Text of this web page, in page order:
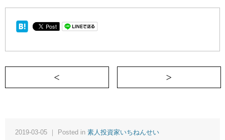
＜ 第３回：証券会社の言うままアメリ
2019-03-05 ｜ Posted in 素人投資家いちねんせい